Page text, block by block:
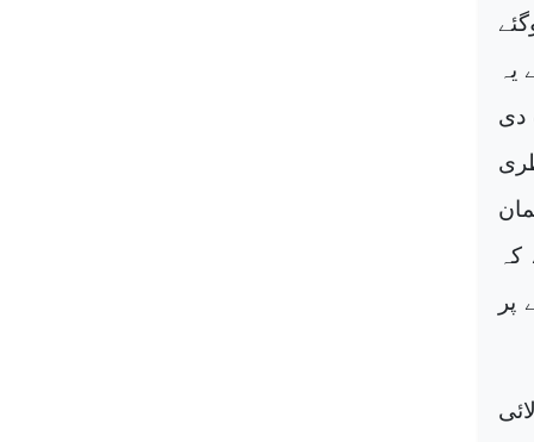
دی
پر